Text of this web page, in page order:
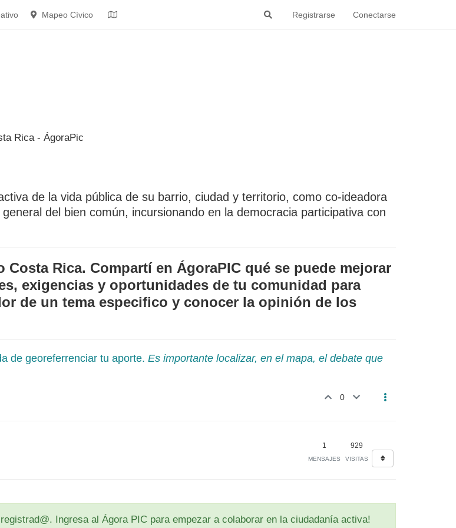
Registrarse Conectarse
Mapeo Cívico
de la vida pública de su barrio, ciudad y territorio, como co-ideadora
del bien común, incursionando en la democracia participativa con
Rica. Compartí en ÁgoraPIC qué se puede mejorar
exigencias y oportunidades de tu comunidad para
de un tema especifico y conocer la opinión de los
de georeferrenciar tu aporte. Es importante localizar, en el mapa, el debate que
0
1
MENSAJES
929
VISITAS
Ingresa al Ágora PIC para empezar a colaborar en la ciudadanía activa!